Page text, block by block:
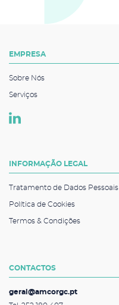
EMPRESA
Sobre Nós
Serviços
INFORMAÇÃO LEGAL
Tratamento de Dados Pessoais
Política de Cookies
Termos & Condições
CONTACTOS
geral@amcorgc.pt